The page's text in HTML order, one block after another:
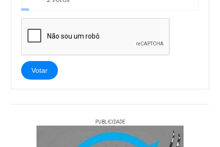
Votar
PUBLICIDADE